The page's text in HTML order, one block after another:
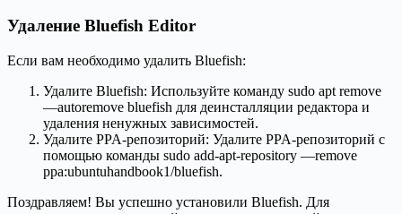
Удаление Bluefish Editor
Если вам необходимо удалить Bluefish:
Удалите Bluefish: Используйте команду sudo apt remove
—autoremove bluefish для деинсталляции редактора и
удаления ненужных зависимостей.
Удалите PPA-репозиторий: Удалите PPA-репозиторий с
помощью команды sudo add-apt-repository —remove
ppa:ubuntuhandbook1/bluefish.
Поздравляем! Вы успешно установили Bluefish. Для